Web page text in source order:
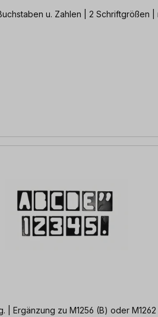
u. Zahlen | 2 Schriftgrößen |
| Größe: 70 mm | Set 41-tlg. | Ergänzung zu M1256 (B) oder M1262